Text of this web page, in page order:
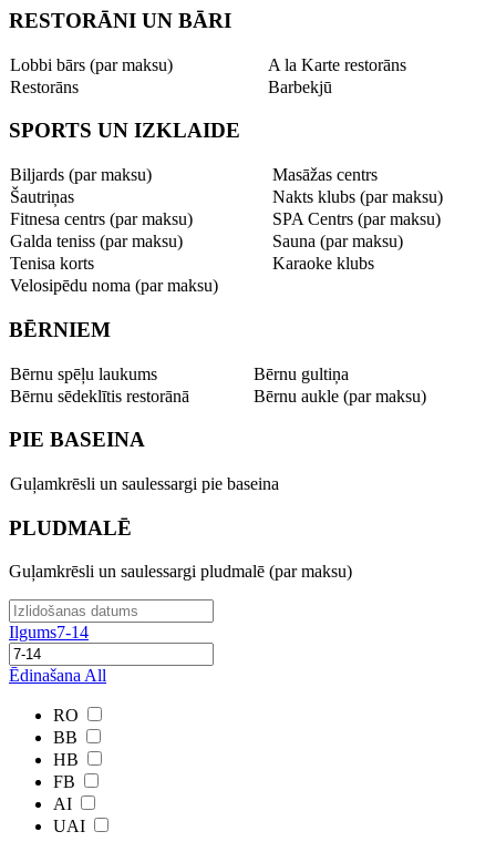
RESTORĀNI UN BĀRI
Lobbi bārs (par maksu)
A la Karte restorāns
Restorāns
Barbekjū
SPORTS UN IZKLAIDE
Biljards (par maksu)
Masāžas centrs
Šautriņas
Nakts klubs (par maksu)
Fitnesa centrs (par maksu)
SPA Centrs (par maksu)
Galda teniss (par maksu)
Sauna (par maksu)
Tenisa korts
Karaoke klubs
Velosipēdu noma (par maksu)
BĒRNIEM
Bērnu spēļu laukums
Bērnu gultiņa
Bērnu sēdeklītis restorānā
Bērnu aukle (par maksu)
PIE BASEINA
Guļamkrēsli un saulessargi pie baseina
PLUDMALĒ
Guļamkrēsli un saulessargi pludmalē (par maksu)
Ilgums7-14
Ēdinašana All
RO
BB
HB
FB
AI
UAI